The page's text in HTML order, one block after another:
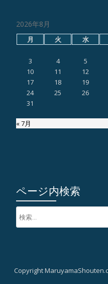
2026年8月
月 火 水
3
4 5
10
11 12
17
18 19
24
25 26
31
« 7月
ページ内検索
Copyright